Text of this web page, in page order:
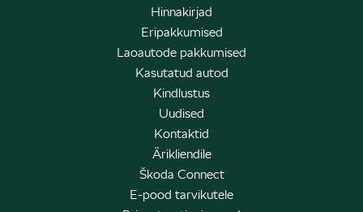
Hinnakirjad
Eripakkumised
Laoautode pakkumised
Kasutatud autod
Kindlustus
Uudised
Kontaktid
Ärikliendile
Škoda Connect
E-pood tarvikutele